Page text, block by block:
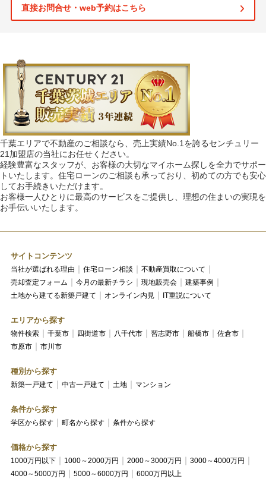
直接お問合せ・web予約はこちら
千葉エリアで不動産のご相談なら、売上実績No.1を誇るセンチュリー
21加盟店の当社にお任せください。
経験豊富なスタッフが、お客様の大切なマイホーム探しを全力でサポー
トいたします。住宅ローンのご相談も承っており、初めての方でも安心
してお手続きいただけます。
お客様一人ひとりに最高のサービスをご提供し、理想の住まいの実現を
お手伝いいたします。
サイトコンテンツ
当社が選ばれる理由 住宅ローン相談
不動産買取について
売却査定フォーム
今月の最新チラシ 現地販売会
建築事例
土地から建てる新築戸建て
オンライン内見 IT重説について
エリアから探す
物件検索 千葉市 四街道市 八千代市 習志野市 船橋市
佐倉市
市原市
市川市
種別から探す
新築一戸建て 中古一戸建て 土地 マンション
条件から探す
学区から探す 町名から探す 条件から探す
価格から探す
1000万円以下 1000～2000万円 2000～3000万円
3000～4000万円
4000～5000万円
5000～6000万円 6000万円以上